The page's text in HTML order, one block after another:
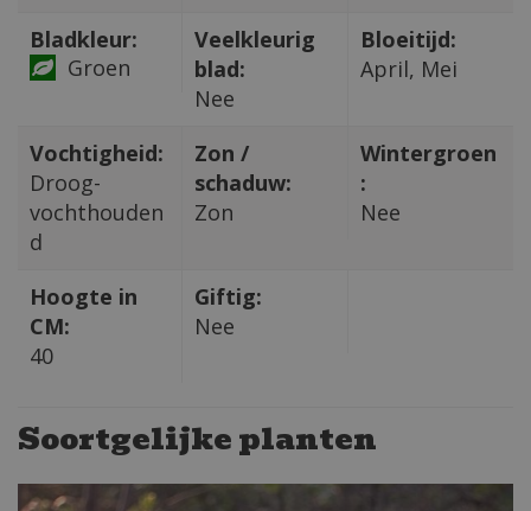
Bladkleur:
Groen
Veelkleurig
blad:
Nee
Bloeitijd:
April, Mei
Vochtigheid:
Droog-
vochthouden
d
Zon /
schaduw:
Zon
Wintergroen
:
Nee
Hoogte in
CM:
40
Giftig:
Nee
Soortgelijke planten